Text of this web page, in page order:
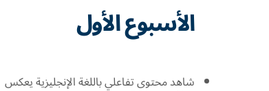
الأسبوع الأول
شاهد محتوى تفاعلي باللغة الإنجليزية يعكس